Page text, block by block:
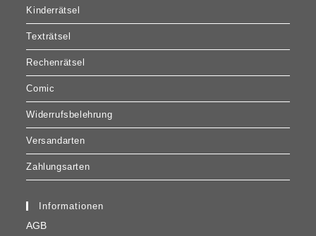
Kinderrätsel
Texträtsel
Rechenrätsel
Comic
Widerrufsbelehrung
Versandarten
Zahlungsarten
Informationen
AGB